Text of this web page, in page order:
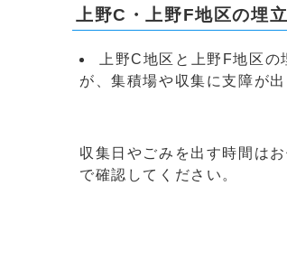
上野C・上野F地区の埋
上野C地区と上野F地区
が、集積場や収集に支障が
収集日やごみを出す時間は
で確認してください。